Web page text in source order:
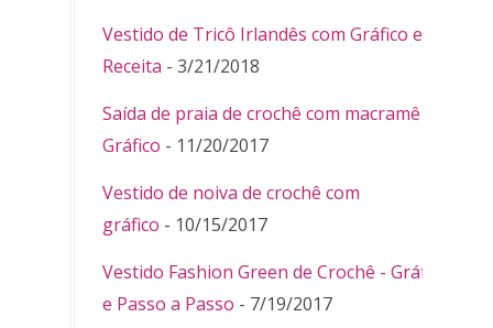
Vestido de Tricô Irlandês com Gráfico e
Receita - 3/21/2018
Saída de praia de crochê com macramê -
Gráfico - 11/20/2017
Vestido de noiva de crochê com
gráfico - 10/15/2017
Vestido Fashion Green de Crochê - Gráfico
e Passo a Passo - 7/19/2017